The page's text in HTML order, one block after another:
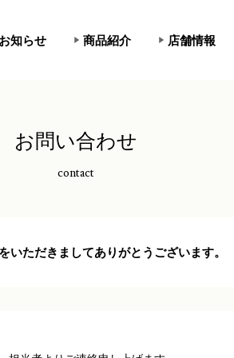
お知らせ 商品紹介 店舗情報
お問い合わせ
contact
いただきましてありがとうございます。